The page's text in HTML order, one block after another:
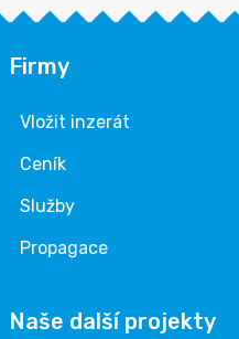
Firmy
Vložit inzerát
Ceník
Služby
Propagace
Naše další projekty